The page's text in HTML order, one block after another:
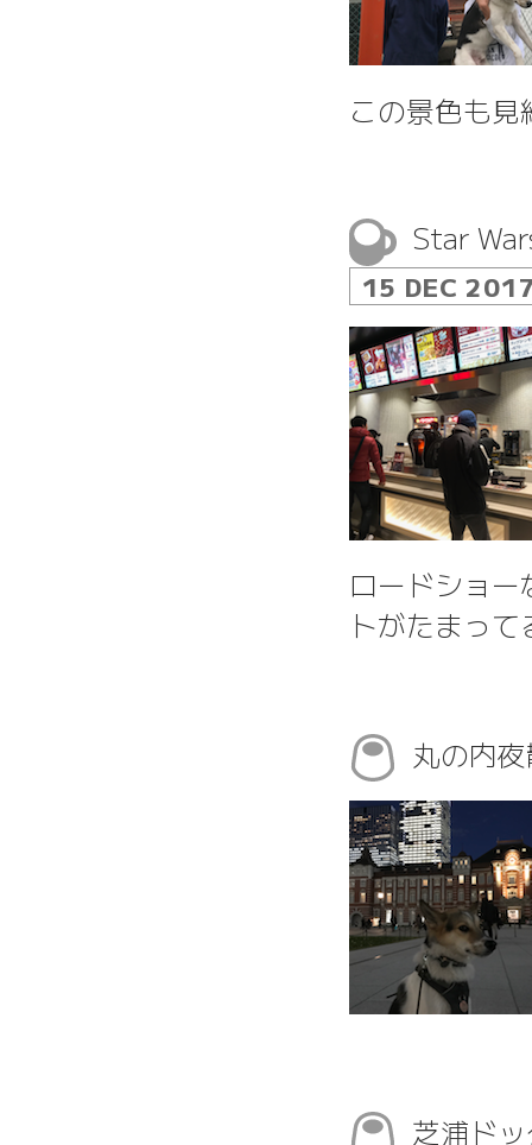
この景色も
Star
15 DEC
ロードショ
トがたまっ
丸の内
芝浦ド